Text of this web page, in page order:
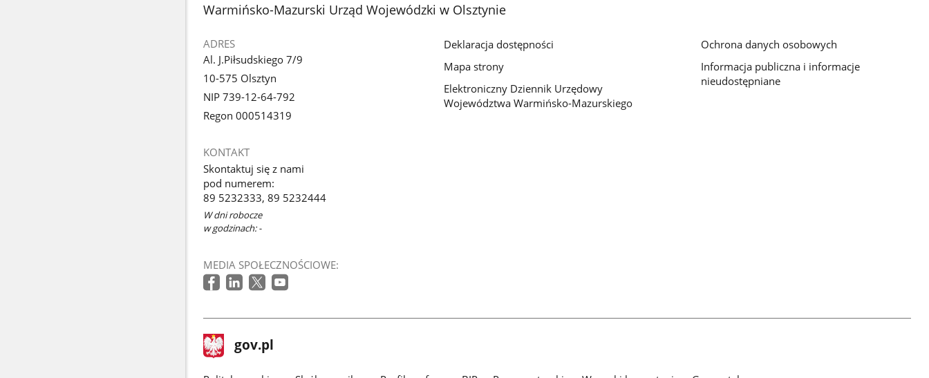
stopka
Warmińsko-Mazurski Urząd Wojewódzki w Olsztynie
ADRES
Al. J.Piłsudskiego 7/9
10-575 Olsztyn
NIP 739-12-64-792
Regon 000514319
KONTAKT
Skontaktuj się z nami
pod numerem:
89 5232333, 89 5232444
W dni robocze
w godzinach: -
MEDIA SPOŁECZNOŚCIOWE:
Deklaracja dostępności
Mapa strony
Elektroniczny Dziennik Urzędowy
Województwa Warmińsko-Mazurskiego
Ochrona danych osobowych
Informacja publiczna i informacje
nieudostępniane
stopka
gov.pl Strona
gov.pl